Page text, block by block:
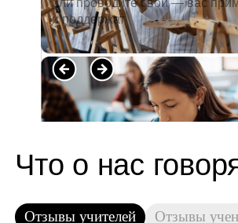
или проводите свои — вас
и поддержат
Показать все отзывы